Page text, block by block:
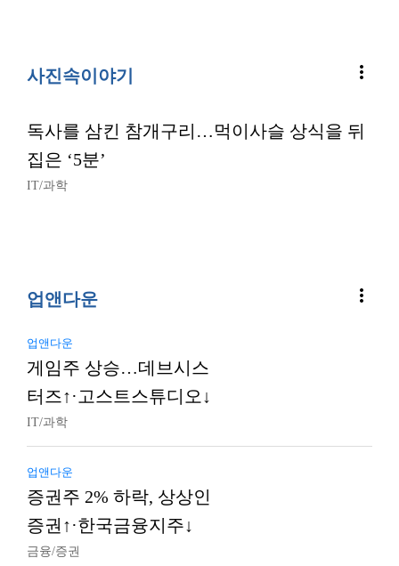
사진속이야기 more_vert
독사를 삼킨 참개구리…먹이사슬 상식을 뒤
집은 ‘5분’
IT/과학
업앤다운 more_vert
업앤다운
게임주 상승…데브시스
터즈↑·고스트스튜디오↓
IT/과학
업앤다운
증권주 2% 하락, 상상인
증권↑·한국금융지주↓
금융/증권